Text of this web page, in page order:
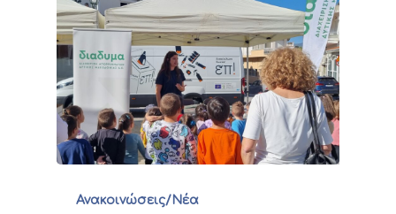
Ανακοινώσεις/Νέα